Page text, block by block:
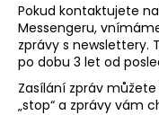
Pokud kontaktujete
Messengeru,
zprávy s newslettery.
po dobu 3 let od
Zasílání zpráv
„stop“ a zprávy vám